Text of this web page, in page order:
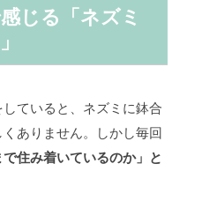
じる「ネズミ
ていると、ネズミに鉢合
ありません。しかし毎回
で住み着いているのか」と